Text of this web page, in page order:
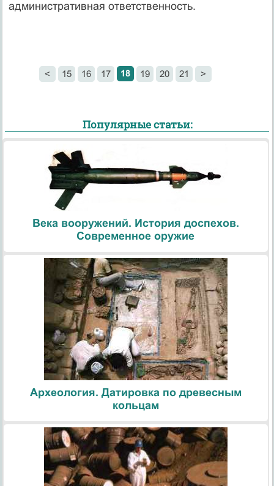
административная ответственность.
< 15 16 17 18 19 20 21 >
Популярные статьи:
Века вооружений. История доспехов.
Современное оружие
Археология. Датировка по древесным
кольцам